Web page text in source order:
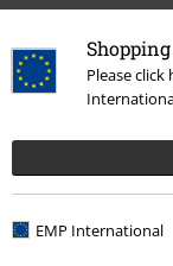
Please
EMP International
Merch kapiel Žáner